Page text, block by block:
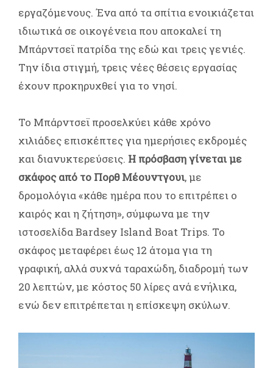
εργαζόμενους. Ένα από τα σπίτια ενοικιάζεται
ιδιωτικά σε οικογένεια που αποκαλεί τη
Μπάρντσεϊ πατρίδα της εδώ και τρεις γενιές.
Την ίδια στιγμή, τρεις νέες θέσεις εργασίας
έχουν προκηρυχθεί για το νησί.
Το Μπάρντσεϊ προσελκύει κάθε χρόνο
χιλιάδες επισκέπτες για ημερήσιες εκδρομές
και διανυκτερεύσεις. Η πρόσβαση γίνεται με
σκάφος από το Πορθ Μέουντγουι, με
δρομολόγια «κάθε ημέρα που το επιτρέπει ο
καιρός και η ζήτηση», σύμφωνα με την
ιστοσελίδα Bardsey Island Boat Trips. Το
σκάφος μεταφέρει έως 12 άτομα για τη
γραφική, αλλά συχνά ταραχώδη, διαδρομή των
20 λεπτών, με κόστος 50 λίρες ανά ενήλικα,
ενώ δεν επιτρέπεται η επίσκεψη σκύλων.